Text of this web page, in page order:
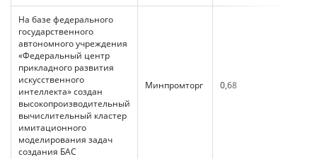
На базе федерального
государственного
автономного учреждения
«Федеральный центр
прикладного развития
искусственного
интеллекта» создан
высокопроизводительный
вычислительный кластер
имитационного
моделирования задач
создания БАС
Минпромторг 0,68